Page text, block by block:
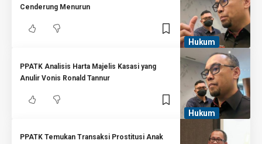
Hukum
Cenderung Menurun
Hukum
PPATK Analisis Harta Majelis Kasasi yang
Anulir Vonis Ronald Tannur
PPATK Temukan Transaksi Prostitusi Anak